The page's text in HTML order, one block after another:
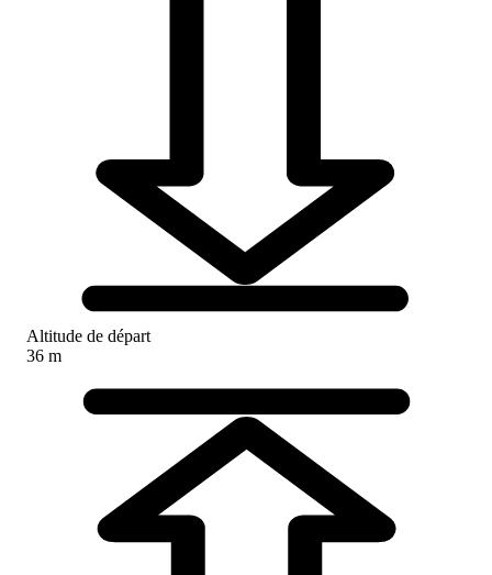
Altitude de départ
36 m